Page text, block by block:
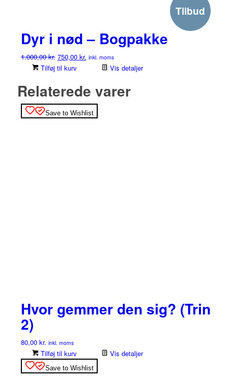
Tilbud
Dyr i nød – Bogpakke
1.000,00kr. Den
oprindelige
var:
1.000,00 kr..
750,00 kr.Den
aktuelle
er:
750,00 kr..
inkl. moms
Tilføj til kurv Vis detaljer
Relaterede varer
Save to Wishlist
Hvor gemmer den sig? (Trin
2)
80,00 kr. inkl. moms
Tilføj til kurv Vis detaljer
Save to Wishlist